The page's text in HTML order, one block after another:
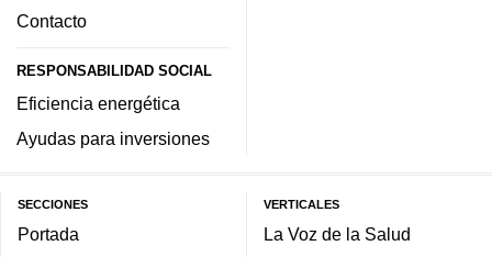
Contacto
RESPONSABILIDAD SOCIAL
Eficiencia energética
Ayudas para inversiones
SECCIONES
Portada
VERTICALES
La Voz de la Salud